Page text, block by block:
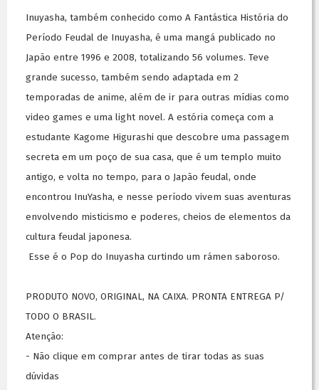
Inuyasha, também conhecido como A Fantástica História do
Período Feudal de Inuyasha, é uma mangá publicado no
Japão entre 1996 e 2008, totalizando 56 volumes. Teve
grande sucesso, também sendo adaptada em 2
temporadas de anime, além de ir para outras mídias como
video games e uma light novel. A estória começa com a
estudante Kagome Higurashi que descobre uma passagem
secreta em um poço de sua casa, que é um templo muito
antigo, e volta no tempo, para o Japão feudal, onde
encontrou InuYasha, e nesse período vivem suas aventuras
envolvendo misticismo e poderes, cheios de elementos da
cultura feudal japonesa.
Esse é o Pop do Inuyasha curtindo um rámen saboroso.
PRODUTO NOVO, ORIGINAL, NA CAIXA. PRONTA ENTREGA P/
TODO O BRASIL.
Atenção:
- Não clique em comprar antes de tirar todas as suas
dúvidas